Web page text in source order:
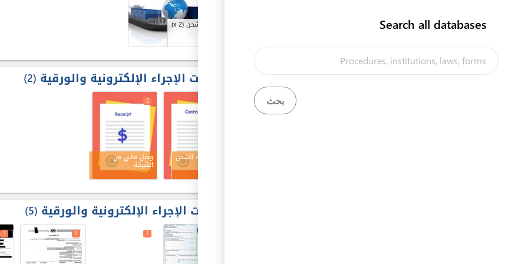
Search all databases
flag شركات الشحن(x 2)
مخرجات الإجراء الإلكترونية والورقية 2
عقد شركة الشحن وصل مالي من
الشركة
2
مدخلات الإجراء الإلكترونية والورقية 5
1
1
1